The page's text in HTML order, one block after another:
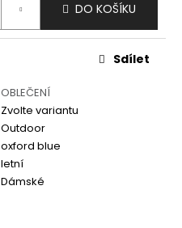
DO KOŠÍKU
OBLEČENÍ
Zvolte variantu
Outdoor
oxford blue
letní
Dámské
Sdílet